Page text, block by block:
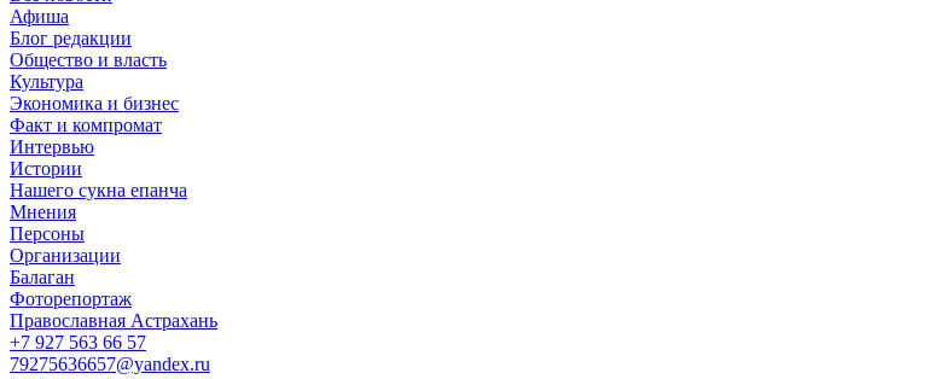
Афиша
Блог редакции
Общество и власть
Культура
Экономика и бизнес
Факт и компромат
Интервью
Истории
Нашего сукна епанча
Мнения
Персоны
Организации
Балаган
Фоторепортаж
Православная Астрахань
+7 927 563 66 57
79275636657@yandex.ru